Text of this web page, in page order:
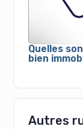
Quelles
bien
Autres